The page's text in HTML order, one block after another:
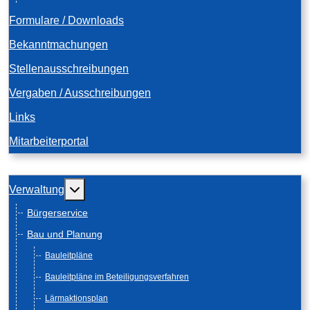
Formulare / Downloads
Bekanntmachungen
Stellenausschreibungen
Vergaben / Ausschreibungen
Links
Mitarbeiterportal
Verwaltung Weitere Informationen: Verwaltung
Bürgerservice
Bau und Planung
Bauleitpläne
Bauleitpläne im Beteiligungsverfahren
Lärmaktionsplan